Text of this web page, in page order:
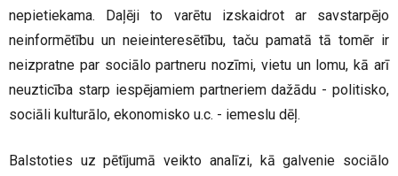
nepietiekama. Daļēji to varētu izskaidrot ar savstarpējo
neinformētību un neieinteresētību, taču pamatā tā tomēr ir
neizpratne par sociālo partneru nozīmi, vietu un lomu, kā arī
neuzticība starp iespējamiem partneriem dažādu - politisko,
sociāli kulturālo, ekonomisko u.c. - iemeslu dēļ.
Balstoties uz pētījumā veikto analīzi, kā galvenie sociālo